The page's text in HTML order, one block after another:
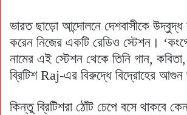
ভারত ছাড়ো আন্দোলনে দেশবাসীকে উদ্বুদ্ধ
করেন নিজের একটি রেডিও স্টেশন।
নামের এই স্টেশন থেকে তিনি গান,
ব্রিটিশ Raj-এর বিরুদ্ধে বিদ্রোহের আগুন
কিন্তু ব্রিটিশরা ঠোঁট চেপে বসে থাকবে